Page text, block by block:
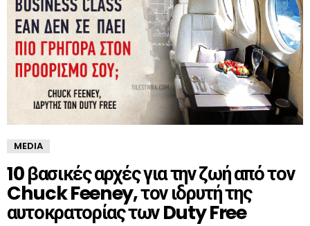
MEDIA
10 βασικές αρχές για την ζωή από τον
Chuck Feeney, τον ιδρυτή της
αυτοκρατορίας των Duty Free